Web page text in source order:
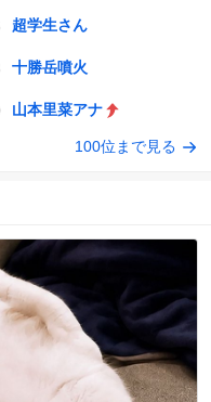
超学生さん
十勝岳噴火
山本里菜アナ
100位まで見る